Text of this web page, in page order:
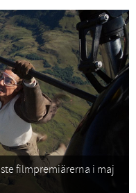
filmpremiärerna i maj